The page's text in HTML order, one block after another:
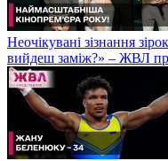
Неочікувані зізнання
вийдеш заміж?» – ЖВЛ